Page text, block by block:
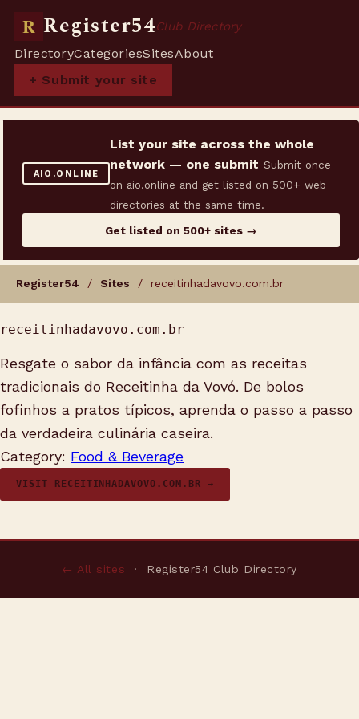
R Register54Club Directory
DirectoryCategoriesSitesAbout
+ Submit your site
AIO.ONLINE
List your site across the whole
network — one submit Submit once
on aio.online and get listed on 500+ web
directories at the same time.
Get listed on 500+ sites →
Register54 / Sites / receitinhadavovo.com.br
receitinhadavovo.com.br
Resgate o sabor da infância com as receitas
tradicionais do Receitinha da Vovó. De bolos
fofinhos a pratos típicos, aprenda o passo a passo
da verdadeira culinária caseira.
Category: Food & Beverage
VISIT RECEITINHADAVOVO.COM.BR →
← All sites · Register54 Club Directory